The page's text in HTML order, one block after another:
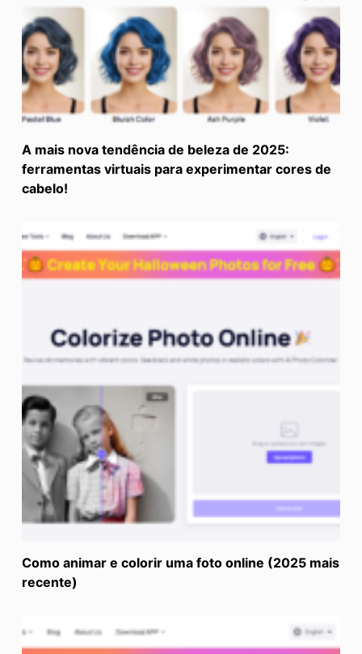
A mais nova tendência de beleza de 2025:
ferramentas virtuais para experimentar cores de
cabelo!
Como animar e colorir uma foto online (2025 mais
recente)